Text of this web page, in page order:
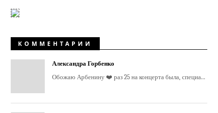
КОММЕНТАРИИ
Александра Горбенко
Обожаю Арбенину ❤️ раз 25 на концерта была, специа...